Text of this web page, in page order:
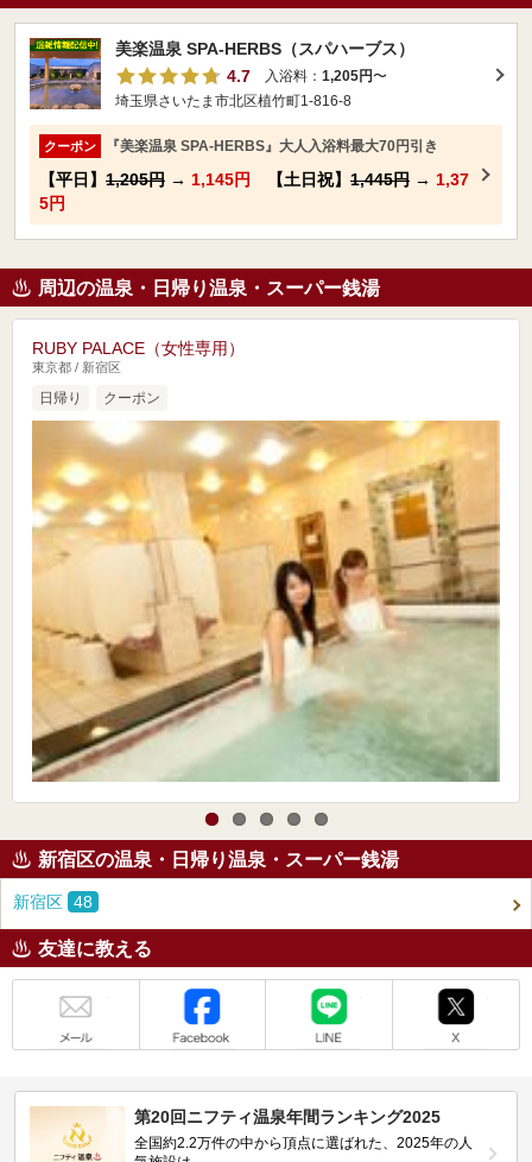
美楽温泉 SPA-HERBS（スパハーブス）
4.7
入浴料： 1,205円〜
埼玉県さいたま市北区植竹町1-816-8
クーポン 『美楽温泉 SPA-HERBS』大人入浴料最大70円引き
【平日】 1,205円 → 1,145円 【土日祝】 1,445円 → 1,37
5円
周辺の温泉・日帰り温泉・スーパー銭湯
RUBY PALACE（女性専用）
東京都 / 新宿区
日帰り クーポン
新宿区の温泉・日帰り温泉・スーパー銭湯
新宿区 48
友達に教える
第20回ニフティ温泉年間ランキング2025
全国約2.2万件の中から頂点に選ばれた、2025年の人